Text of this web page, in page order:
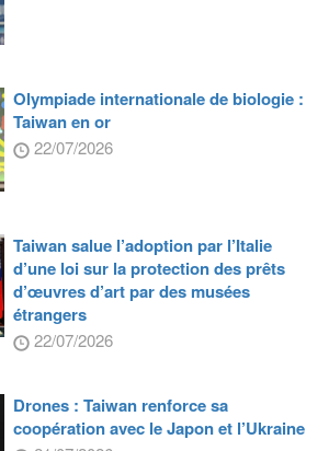
Olympiade internationale de biologie :
Taiwan en or
22/07/2026
Taiwan salue l’adoption par l’Italie
d’une loi sur la protection des prêts
d’œuvres d’art par des musées
étrangers
22/07/2026
Drones : Taiwan renforce sa
coopération avec le Japon et l’Ukraine